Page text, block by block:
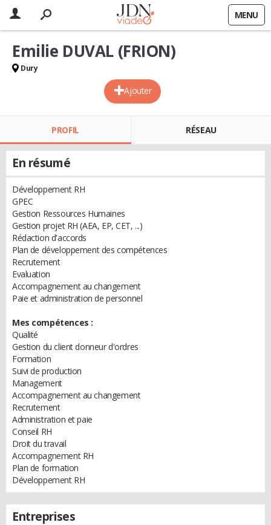
MENU
Ajouter
Emilie DUVAL (FRION)
Dury
PROFIL RÉSEAU
En résumé
Développement RH
GPEC
Gestion Ressources Humaines
Gestion projet RH (AEA, EP, CET, ...)
Rédaction d'accords
Plan de développement des compétences
Recrutement
Evaluation
Accompagnement au changement
Paie et administration de personnel
Mes compétences :
Qualité
Gestion du client donneur d'ordres
Formation
Suivi de production
Management
Accompagnement au changement
Recrutement
Administration et paie
Conseil RH
Droit du travail
Accompagnement RH
Plan de formation
Développement RH
Entreprises